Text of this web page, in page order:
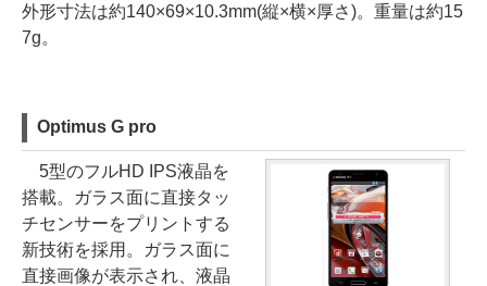
外形寸法は約140×69×10.3mm(縦×横×厚さ)。重量は約15
7g。
Optimus G pro
5型のフルHD IPS液晶を
搭載。ガラス面に直接タッ
チセンサーをプリントする
新技術を採用。ガラス面に
直接画像が表示され、液晶